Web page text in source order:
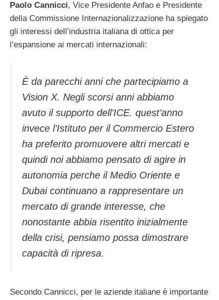
Paolo Cannicci, Vice Presidente Anfao e Presidente
della Commissione Internazionalizzazione ha spiegato
gli interessi dell’industria italiana di ottica per
l’espansione ai mercati internazionali:
È da parecchi anni che partecipiamo a
Vision X. Negli scorsi anni abbiamo
avuto il supporto dell’ICE. quest’anno
invece l’Istituto per il Commercio Estero
ha preferito promuovere altri mercati e
quindi noi abbiamo pensato di agire in
autonomia perche il Medio Oriente e
Dubai continuano a rappresentare un
mercato di grande interesse, che
nonostante abbia risentito inizialmente
della crisi, pensiamo possa dimostrare
capacità di ripresa.
Secondo Cannicci, per le aziende italiane è importante